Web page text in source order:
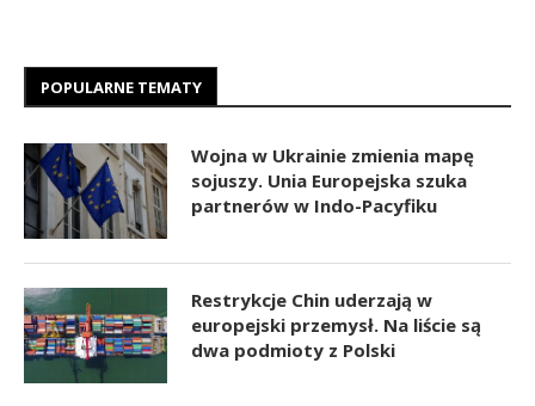
POPULARNE TEMATY
Wojna w Ukrainie zmienia mapę
sojuszy. Unia Europejska szuka
partnerów w Indo-Pacyfiku
Restrykcje Chin uderzają w
europejski przemysł. Na liście są
dwa podmioty z Polski